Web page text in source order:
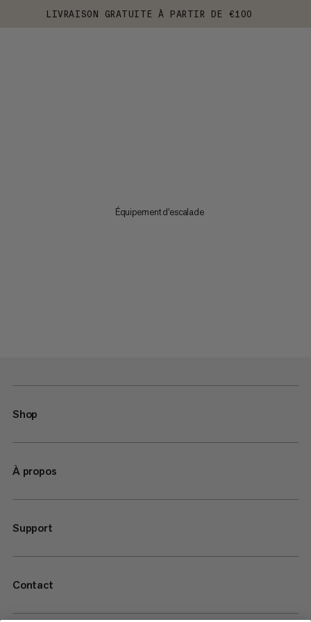
LIVRAISON GRATUITE À PARTIR DE €100
Équipement d'escalade
Shop
À propos
Support
Contact